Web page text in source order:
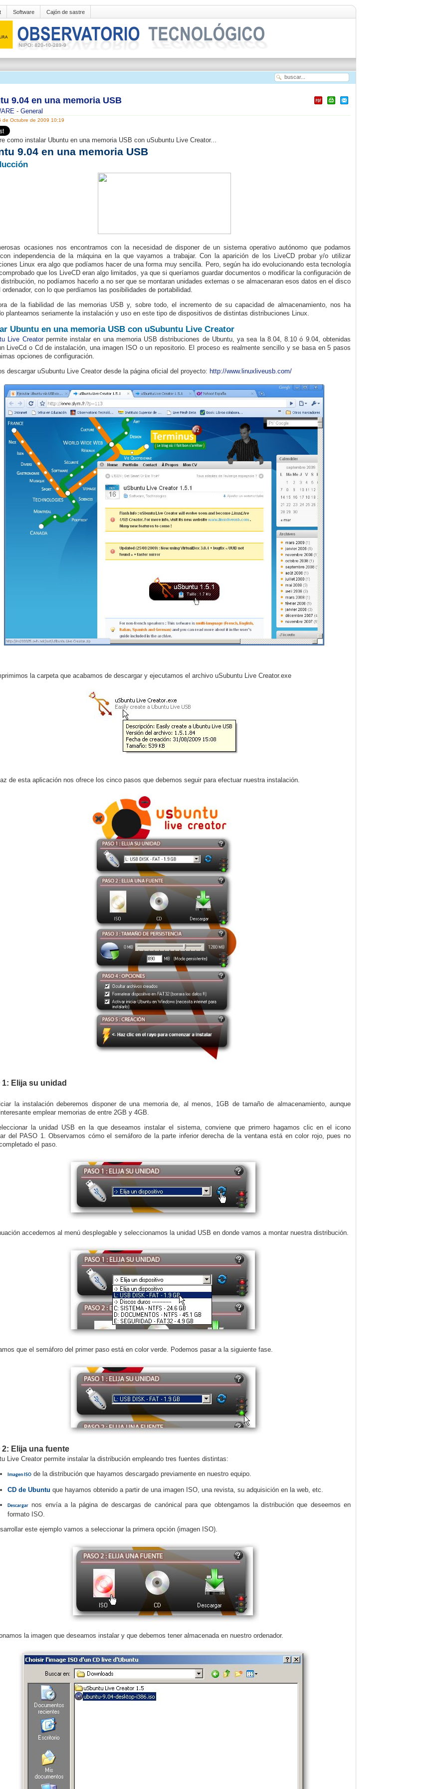
Software Cajón de sastre
9.04 en una memoria USB
- General
de Octubre de 2009 10:19
como instalar Ubuntu en una memoria USB con uSubuntu Live Creator...
9.04 en una memoria USB
ocasiones nos encontramos con la necesidad de disponer de un sistema operativo autónomo que podamos
independencia de la máquina en la que vayamos a trabajar. Con la aparición de los LiveCD probar y/o utilizar
Linux era algo que podíamos hacer de una forma muy sencilla. Pero, según ha ido evolucionando esta tecnología
que los LiveCD eran algo limitados, ya que si queríamos guardar documentos o modificar la configuración de
no podíamos hacerlo a no ser que se montaran unidades externas o se almacenaran esos datos en el disco
ordenador, con lo que perdíamos las posibilidades de portabilidad.
de la fiabilidad de las memorias USB y, sobre todo, el incremento de su capacidad de almacenamiento, nos ha
plantearnos seriamente la instalación y uso en este tipo de dispositivos de distintas distribuciones Linux.
Ubuntu en una memoria USB con uSubuntu Live Creator
Live Creatorpermite instalar en una memoria USB distribuciones de Ubuntu, ya sea la 8.04, 8.10 ó 9.04, obtenidas
LiveCd o Cd de instalación, una imagen ISO o un repositorio. El proceso es realmente sencillo y se basa en 5 pasos
opciones de configuración.
descargar uSubuntu Live Creator desde la página oficial del proyecto: http://www.linuxliveusb.com/
la carpeta que acabamos de descargar y ejecutamos el archivo uSubuntu Live Creator.exe
de esta aplicación nos ofrece los cinco pasos que debemos seguir para efectuar nuestra instalación.
1: Elija su unidad
la instalación deberemos disponer de una memoria de, al menos, 1GB de tamaño de almacenamiento, aunque
emplear memorias de entre 2GB y 4GB.
la unidad USB en la que deseamos instalar el sistema, conviene que primero hagamos clic en el icono
del PASO 1. Observamos cómo el semáforo de la parte inferior derecha de la ventana está en color rojo, pues no
el paso.
accedemos al menú desplegable y seleccionamos la unidad USB en donde vamos a montar nuestra distribución.
que el semáforo del primer paso está en color verde. Podemos pasar a la siguiente fase.
2: Elija una fuente
Live Creator permite instalar la distribución empleando tres fuentes distintas:
Imagen ISO de la distribución que hayamos descargado previamente en nuestro equipo.
CD de Ubuntu que hayamos obtenido a partir de una imagen ISO, una revista, su adquisición en la web, etc.
Descargar nos envía a la página de descargas de canónical para que obtengamos la distribución que deseemos en
formato ISO.
este ejemplo vamos a seleccionar la primera opción (imagen ISO).
la imagen que deseamos instalar y que debemos tener almacenada en nuestro ordenador.